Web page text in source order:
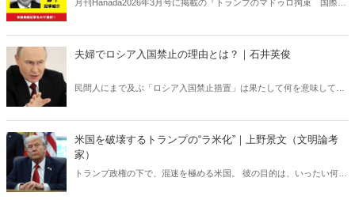
月刊Hanada2026年3月号に掲載の『トランプのマドゥロ拘束 国際法
夫婦でロシア入国禁止の理由とは？｜石井英俊
民間人にまで及ぶ「ロシア入国禁止措置」は果たして何を意味してい
米国を破壊するトランプの“ラ米化”｜上野景文（文明論考
家）
トランプ政権の下で、混迷を極める米国。 彼の目的は、いったい何の